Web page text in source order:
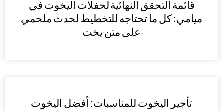
قائمة التحقق النهائية لحفلات اليخوت في
ميامي: كل ما تحتاجه للتخطيط لحدث ملحمي
على متن يخت
تأجير اليخوت للمناسبات: أفضل اليخوت